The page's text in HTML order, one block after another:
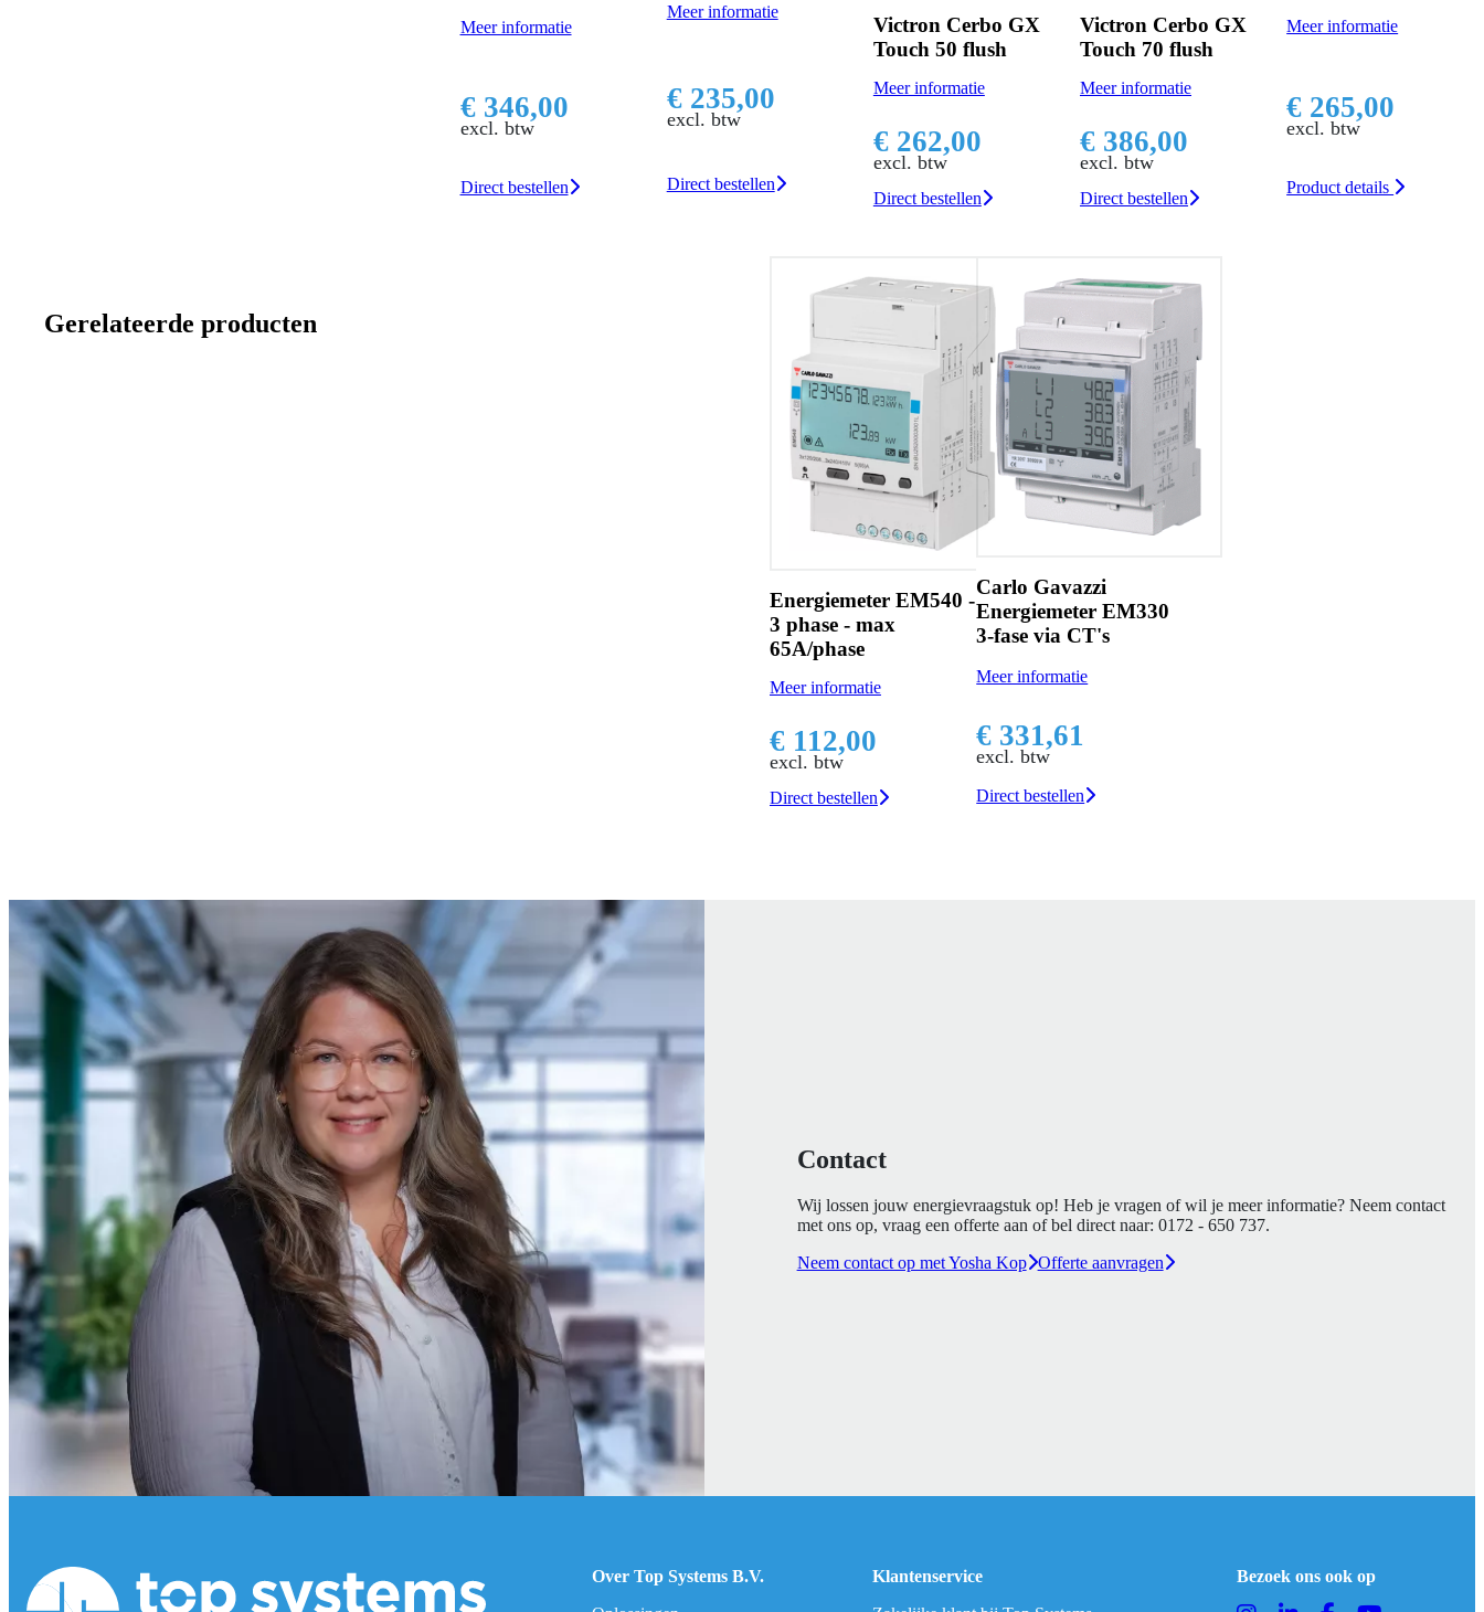
Meer informatie
€ 346,00
excl. btw
Direct bestellen
Meer informatie
€ 235,00
excl. btw
Direct bestellen
Victron Cerbo GX
Touch 50 flush
Meer informatie
€ 262,00
excl. btw
Direct bestellen
Victron Cerbo GX
Touch 70 flush
Meer informatie
€ 386,00
excl. btw
Direct bestellen
Meer informatie
€ 265,00
excl. btw
Product details
Gerelateerde producten
Energiemeter EM540 -
3 phase - max
65A/phase
Meer informatie
€ 112,00
excl. btw
Direct bestellen
Carlo Gavazzi
Energiemeter EM330
3-fase via CT's
Meer informatie
€ 331,61
excl. btw
Direct bestellen
Contact
Wij lossen jouw energievraagstuk op! Heb je vragen of wil je meer informatie? Neem contact
met ons op, vraag een offerte aan of bel direct naar: 0172 - 650 737.
Neem contact op met Yosha Kop Offerte aanvragen
Over Top Systems B.V.
Klantenservice
Bezoek ons ook op